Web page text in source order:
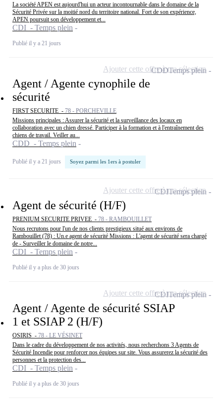
La société APEN est aujourd'hui un acteur incontournable dans le domaine de la
Sécurité Privée sur la moitié nord du territoire national. Fort de son expérience,
APEN poursuit son développement et...
CDI - Temps plein
Publié il y a 21 jours
Agent / Agente cynophile de
sécurité
FIRST SECURITE - 78 - PORCHEVILLE
Missions principales : Assurer la sécurité et la surveillance des locaux en
collaboration avec un chien dressé. Participer à la formation et à l'entraînement des
chiens de travail. Veiller au...
CDD - Temps plein
Publié il y a 21 jours Soyez parmi les 1ers à postuler
CDDTemps plein
Ajouter cette offre à ma sélection
Agent de sécurité (H/F)
PRENIUM SECURITE PRIVEE - 78 - RAMBOUILLET
Nous recrutons pour l'un de nos clients prestigieux situé aux environs de
Rambouillet (78) : Un.e agent de sécurité Missions : L'agent de sécurité sera chargé
de - Surveiller le domaine de notre...
CDI - Temps plein
Publié il y a plus de 30 jours
CDITemps plein
Ajouter cette offre à ma sélection
Agent / Agente de sécurité SSIAP
1 et SSIAP 2 (H/F)
OSIRIS - 78 - LE VÉSINET
Dans le cadre du développement de nos activités, nous recherchons 3 Agents de
Sécurité Incendie pour renforcer nos équipes sur site. Vous assurerez la sécurité des
personnes et la protection des...
CDI - Temps plein
Publié il y a plus de 30 jours
CDITemps plein
Ajouter cette offre à ma sélection